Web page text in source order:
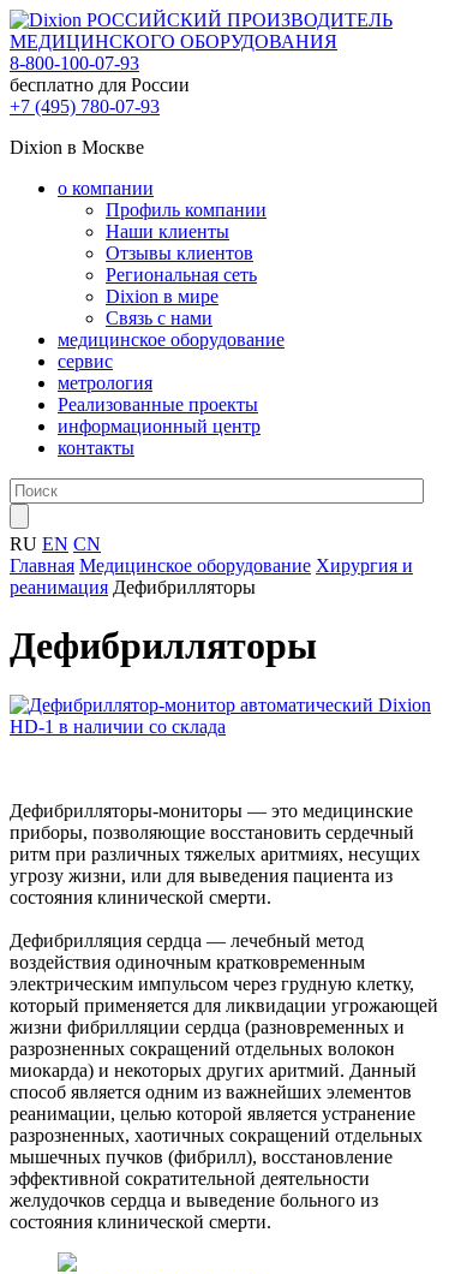
РОССИЙСКИЙ ПРОИЗВОДИТЕЛЬ
МЕДИЦИНСКОГО ОБОРУДОВАНИЯ
8-800-100-07-93
бесплатно для России
+7 (495) 780-07-93
Dixion в Москве
о компании
Профиль компании
Наши клиенты
Отзывы клиентов
Региональная сеть
Dixion в мире
Связь с нами
медицинское оборудование
сервис
метрология
Реализованные проекты
информационный центр
контакты
RU EN CN
Главная Медицинское оборудование Хирургия и
реанимация Дефибрилляторы
Дефибрилляторы
Дефибрилляторы-мониторы ― это медицинские
приборы, позволяющие восстановить сердечный
ритм при различных тяжелых аритмиях, несущих
угрозу жизни, или для выведения пациента из
состояния клинической смерти.
Дефибрилляция сердца — лечебный метод
воздействия одиночным кратковременным
электрическим импульсом через грудную клетку,
который применяется для ликвидации угрожающей
жизни фибрилляции сердца (разновременных и
разрозненных сокращений отдельных волокон
миокарда) и некоторых других аритмий. Данный
способ является одним из важнейших элементов
реанимации, целью которой является устранение
разрозненных, хаотичных сокращений отдельных
мышечных пучков (фибрилл), восстановление
эффективной сократительной деятельности
желудочков сердца и выведение больного из
состояния клинической смерти.